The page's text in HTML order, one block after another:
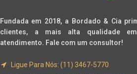
Fundada em 2018, a Bordado & Cia
clientes, a mais alta qualidade
atendimento. Fale com um consultor!
Ligue Para Nós: (11) 3467-5770